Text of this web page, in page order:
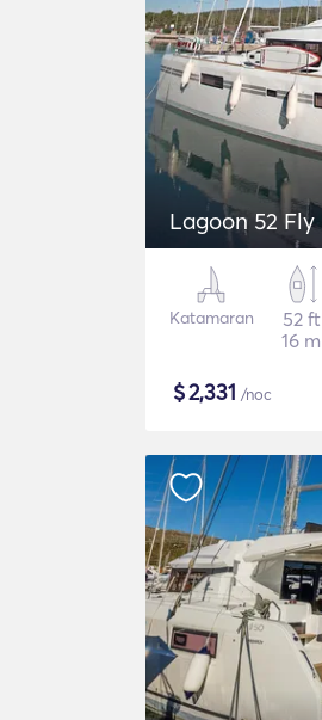
Lagoon 52 Fly
Katamaran
52 ft
16 m
$2,331 /noc